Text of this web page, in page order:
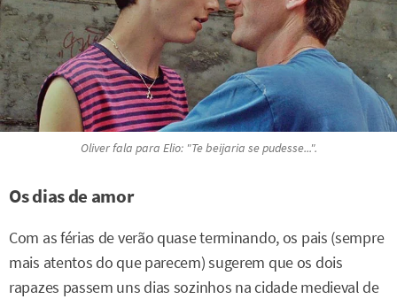
Oliver fala para Elio: "Te beijaria se pudesse...".
Os dias de amor
Com as férias de verão quase terminando, os pais (sempre
mais atentos do que parecem) sugerem que os dois
rapazes passem uns dias sozinhos na cidade medieval de